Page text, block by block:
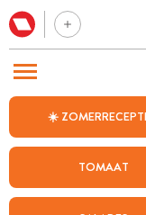
☀️
TOMAAT
BEZOEK ONZE ANDERE
WEEKMENU